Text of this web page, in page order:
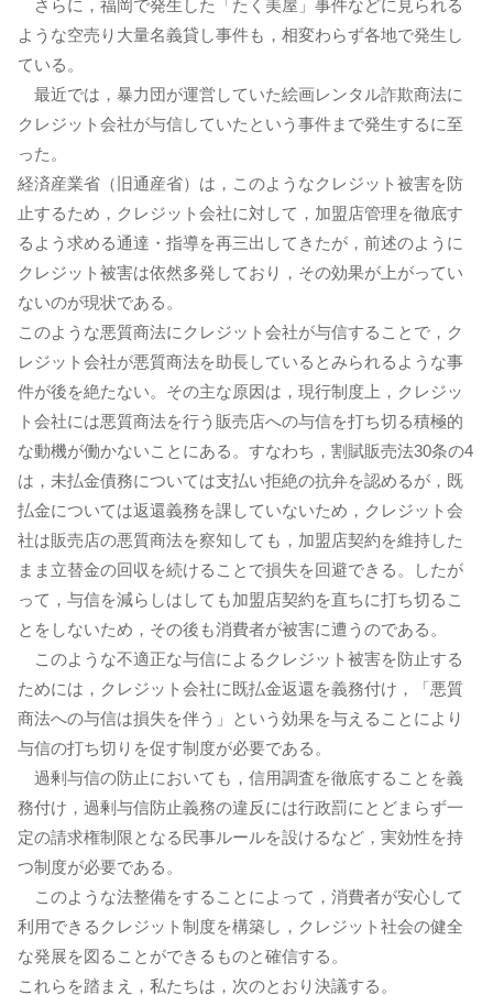
さらに，福岡で発生した「たく美屋」事件などに見られる
ような空売り大量名義貸し事件も，相変わらず各地で発生し
ている。
最近では，暴力団が運営していた絵画レンタル詐欺商法に
クレジット会社が与信していたという事件まで発生するに至
った。
経済産業省（旧通産省）は，このようなクレジット被害を防
止するため，クレジット会社に対して，加盟店管理を徹底す
るよう求める通達・指導を再三出してきたが，前述のように
クレジット被害は依然多発しており，その効果が上がってい
ないのが現状である。
このような悪質商法にクレジット会社が与信することで，ク
レジット会社が悪質商法を助長しているとみられるような事
件が後を絶たない。その主な原因は，現行制度上，クレジッ
ト会社には悪質商法を行う販売店への与信を打ち切る積極的
な動機が働かないことにある。すなわち，割賦販売法30条の4
は，未払金債務については支払い拒絶の抗弁を認めるが，既
払金については返還義務を課していないため，クレジット会
社は販売店の悪質商法を察知しても，加盟店契約を維持した
まま立替金の回収を続けることで損失を回避できる。したが
って，与信を減らしはしても加盟店契約を直ちに打ち切るこ
とをしないため，その後も消費者が被害に遭うのである。
このような不適正な与信によるクレジット被害を防止する
ためには，クレジット会社に既払金返還を義務付け，「悪質
商法への与信は損失を伴う」という効果を与えることにより
与信の打ち切りを促す制度が必要である。
過剰与信の防止においても，信用調査を徹底することを義
務付け，過剰与信防止義務の違反には行政罰にとどまらず一
定の請求権制限となる民事ルールを設けるなど，実効性を持
つ制度が必要である。
このような法整備をすることによって，消費者が安心して
利用できるクレジット制度を構築し，クレジット社会の健全
な発展を図ることができるものと確信する。
これらを踏まえ，私たちは，次のとおり決議する。